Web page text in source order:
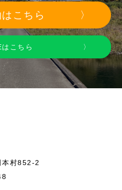
こちら
こちら
本村852-2